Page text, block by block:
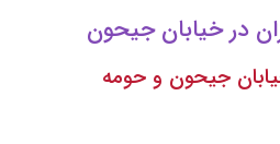
در خیابان جیحون
جیحون و حومه